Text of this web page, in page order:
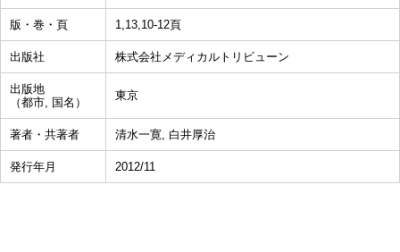
版・巻・頁 1,13,10-12頁
出版社 株式会社メディカルトリビューン
出版地
（都市, 国名）
東京
著者・共著者 清水一寛, 白井厚治
発行年月 2012/11